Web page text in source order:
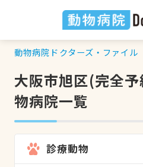
動物病院ドクターズ・ファイル
大阪市旭区(完全
物病院一覧
診療動物